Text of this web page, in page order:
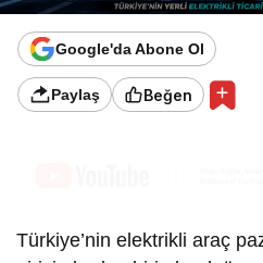
Google'da Abone Ol
Paylaş Beğen
Türkiye’nin elektrikli araç